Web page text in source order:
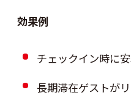
効果例
チェックイン時に
長期滞在ゲストが